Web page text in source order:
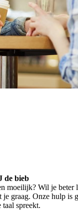
de bieb
moeilijk? Wil je beter
graag. Onze hulp is
taal spreekt.